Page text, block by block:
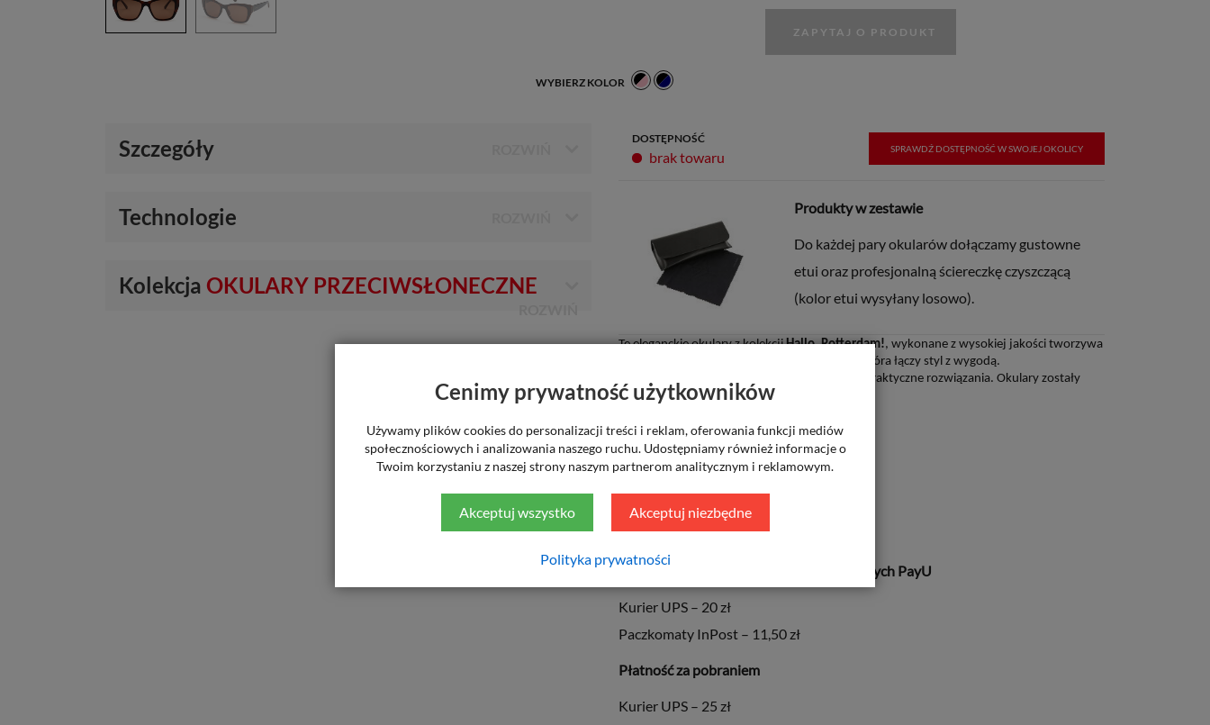
ZAPYTAJ O PRODUKT
WYBIERZ KOLOR
Szczegóły
Technologie
Kolekcja OKULARY PRZECIWSŁONECZNE
DOSTĘPNOŚĆ
brak towaru SPRAWDŹ DOSTĘPNOŚĆ W SWOJEJ OKOLICY
Produkty w zestawie
Do każdej pary okularów dołączamy gustowne
etui oraz profesjonalną ściereczkę czyszczącą
(kolor etui wysyłany losowo).
Te eleganckie okulary z kolekcjiHallo, Rotterdam!, wykonane z wysokiej jakości tworzywa
, wyróżniają się lekką i prostą konstrukcją, która łączy styl z wygodą.
Idealne dla kobiet ceniących subtelny design i praktyczne rozwiązania. Okulary zostały
wyposażone wfiltr UVorazfiltr polaryzacyjny
Sposób płatności
Za pośrednictwem płatności elektronicznych PayU
Kurier UPS – 20 zł
Paczkomaty InPost – 11,50 zł
Płatność za pobraniem
Kurier UPS – 25 zł
Cenimy prywatność użytkowników
Używamy plików cookies do personalizacji treści i reklam, oferowania funkcji mediów
społecznościowych i analizowania naszego ruchu. Udostępniamy również informacje o
Twoim korzystaniu z naszej strony naszym partnerom analitycznym i reklamowym.
Akceptuj wszystko Akceptuj niezbędne
Polityka prywatności